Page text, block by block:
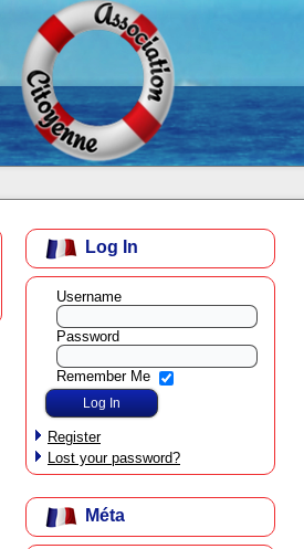
Log In
Username
Password
Remember Me
Register
Lost your password?
Méta